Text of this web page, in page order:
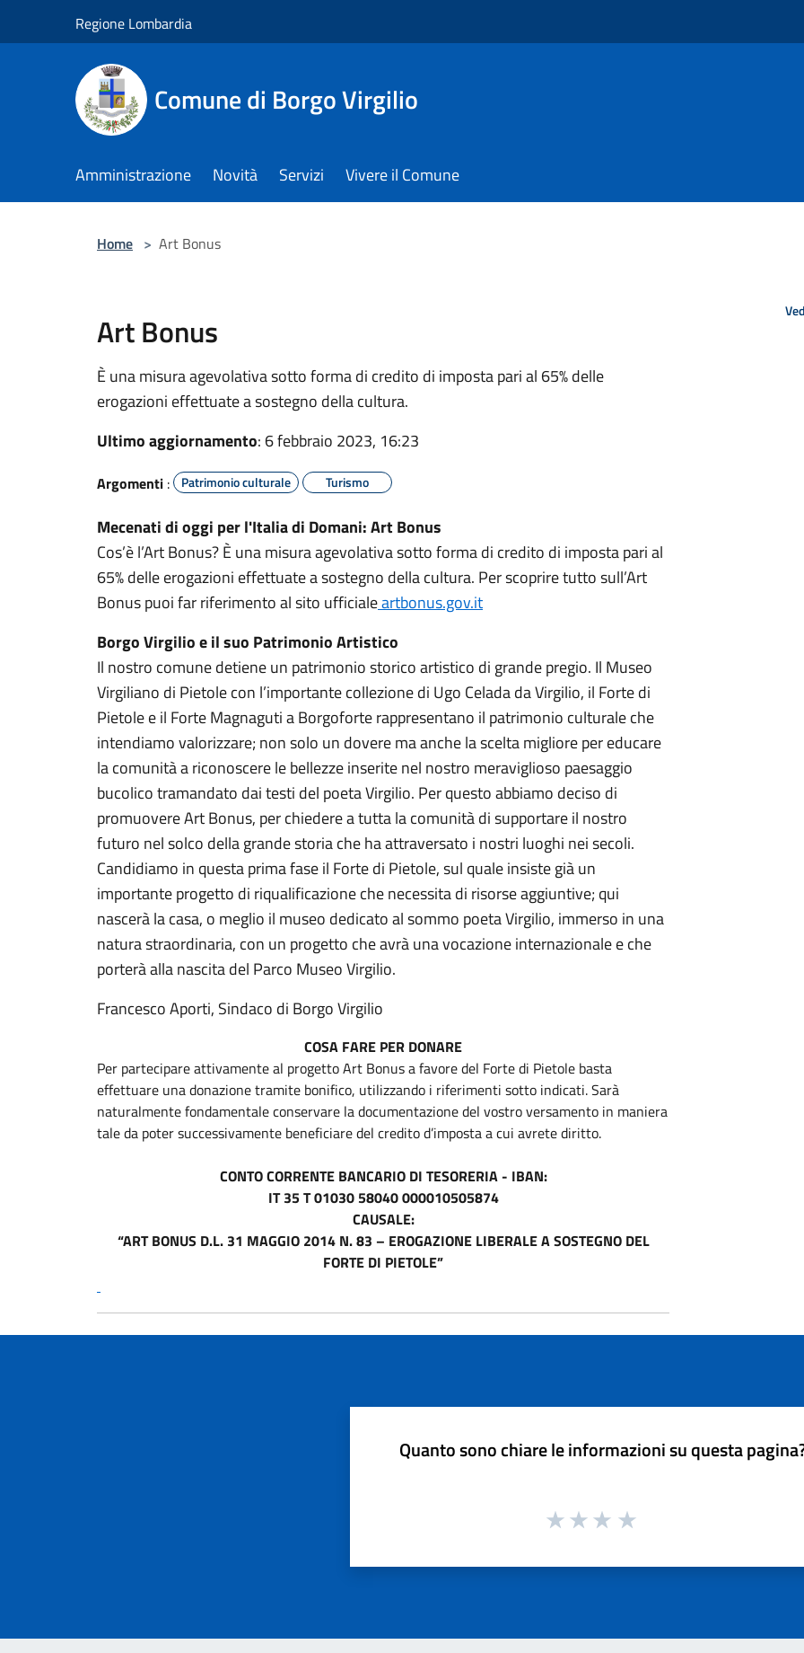
Regione Lombardia
Comune di Borgo Virgilio
Amministrazione Novità Servizi Vivere il Comune
Home > Art Bonus
Art Bonus
È una misura agevolativa sotto forma di credito di imposta pari al 65% delle
erogazioni effettuate a sostegno della cultura.
Ultimo aggiornamento: 6 febbraio 2023, 16:23
Argomenti : Patrimonio culturale Turismo
Mecenati di oggi per l'Italia di Domani: Art Bonus
Cos’è l’Art Bonus? È una misura agevolativa sotto forma di credito di imposta pari al
65% delle erogazioni effettuate a sostegno della cultura. Per scoprire tutto sull’Art
Bonus puoi far riferimento al sito ufficialeartbonus.gov.it
Borgo Virgilio e il suo Patrimonio Artistico
Il nostro comune detiene un patrimonio storico artistico di grande pregio. Il Museo
Virgiliano di Pietole con l’importante collezione di Ugo Celada da Virgilio, il Forte di
Pietole e il Forte Magnaguti a Borgoforte rappresentano il patrimonio culturale che
intendiamo valorizzare; non solo un dovere ma anche la scelta migliore per educare
la comunità a riconoscere le bellezze inserite nel nostro meraviglioso paesaggio
bucolico tramandato dai testi del poeta Virgilio. Per questo abbiamo deciso di
promuovere Art Bonus, per chiedere a tutta la comunità di supportare il nostro
futuro nel solco della grande storia che ha attraversato i nostri luoghi nei secoli.
Candidiamo in questa prima fase il Forte di Pietole, sul quale insiste già un
importante progetto di riqualificazione che necessita di risorse aggiuntive; qui
nascerà la casa, o meglio il museo dedicato al sommo poeta Virgilio, immerso in una
natura straordinaria, con un progetto che avrà una vocazione internazionale e che
porterà alla nascita del Parco Museo Virgilio.
Francesco Aporti, Sindaco di Borgo Virgilio
COSA FARE PER DONARE
Per partecipare attivamente al progetto Art Bonus a favore del Forte di Pietole basta
effettuare una donazione tramite bonifico, utilizzando i riferimenti sotto indicati. Sarà
naturalmente fondamentale conservare la documentazione del vostro versamento in maniera
tale da poter successivamente beneficiare del credito d’imposta a cui avrete diritto.
CONTO CORRENTE BANCARIO DI TESORERIA - IBAN:
IT 35 T 01030 58040 000010505874
CAUSALE:
“ART BONUS D.L. 31 MAGGIO 2014 N. 83 – EROGAZIONE LIBERALE A SOSTEGNO DEL
FORTE DI PIETOLE”
Quanto sono chiare le informazioni su questa